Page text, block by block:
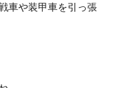
車や装甲車を引っ張